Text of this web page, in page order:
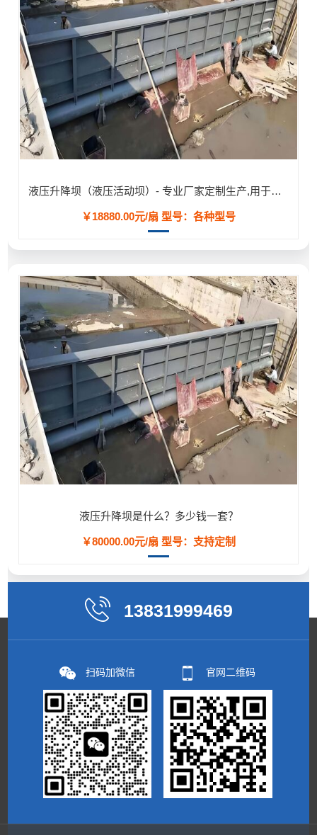
液压升降坝（液压活动坝）- 专业厂家定制生产,用于河道/防汛工程
￥18880.00元/扇 型号：各种型号
液压升降坝是什么？多少钱一套？
￥80000.00元/扇 型号：支持定制
13831999469
扫码加微信 官网二维码